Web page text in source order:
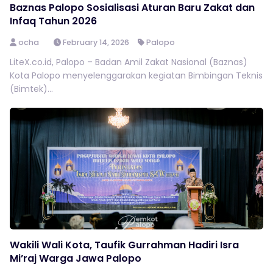
Baznas Palopo Sosialisasi Aturan Baru Zakat dan
Infaq Tahun 2026
ocha February 14, 2026 Palopo
LiteX.co.id, Palopo – Badan Amil Zakat Nasional (Baznas)
Kota Palopo menyelenggarakan kegiatan Bimbingan Teknis
(Bimtek)...
Wakili Wali Kota, Taufik Gurrahman Hadiri Isra
Mi’raj Warga Jawa Palopo